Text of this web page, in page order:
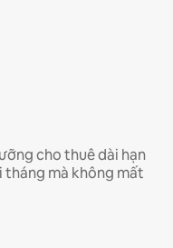
cho thuê dài hạn
tháng mà không mất